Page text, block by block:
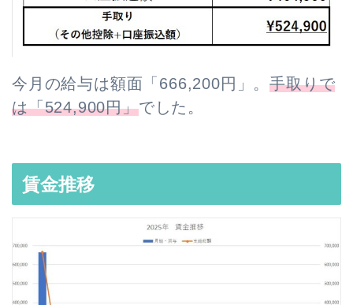
今月の給与は額面「666,200円」。手取りで
は「524,900円」でした。
賃金推移